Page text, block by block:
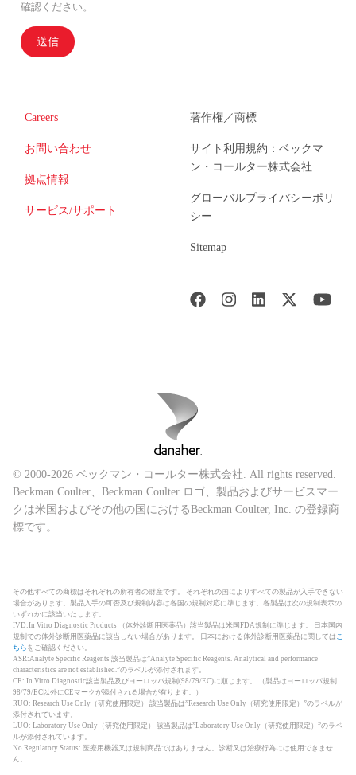
確認ください。
送信
Careers
お問い合わせ
拠点情報
サービス/サポート
著作権／商標
サイト利用規約：ベックマ
ン・コールター株式会社
グローバルプライバシーポリ
シー
Sitemap
© 2000-2026 ベックマン・コールター株式会社. All rights reserved.
Beckman Coulter、Beckman Coulter ロゴ、製品およびサービスマー
クは米国およびその他の国におけるBeckman Coulter, Inc. の登録商
標です。
その他すべての商標はそれぞれの所有者の財産です。 それぞれの国によりすべての製品が入手できない
場合があります。製品入手の可否及び規制内容は各国の規制対応に準じます。各製品は次の規制表示の
いずれかに該当いたします。
IVD:In Vitro Diagnostic Products （体外診断用医薬品）該当製品は米国FDA規制に準じます。 日本国内
規制での体外診断用医薬品に該当しない場合があります。 日本における体外診断用医薬品に関しては こ
ちら をご確認ください。
ASR:Analyte Specific Reagents 該当製品は”Analyte Specific Reagents. Analytical and performance
characteristics are not established.”のラベルが添付されます。
CE: In Vitro Diagnostic該当製品及びヨーロッパ規制(98/79/EC)に順じます。 （製品はヨーロッパ規制
98/79/EC以外にCEマークが添付される場合が有ります。）
RUO: Research Use Only（研究使用限定） 該当製品は”Research Use Only（研究使用限定）”のラベルが
添付されています。
LUO: Laboratory Use Only（研究使用限定） 該当製品は”Laboratory Use Only（研究使用限定）”のラベ
ルが添付されています。
No Regulatory Status: 医療用機器又は規制商品ではありません。診断又は治療行為には使用できませ
ん。